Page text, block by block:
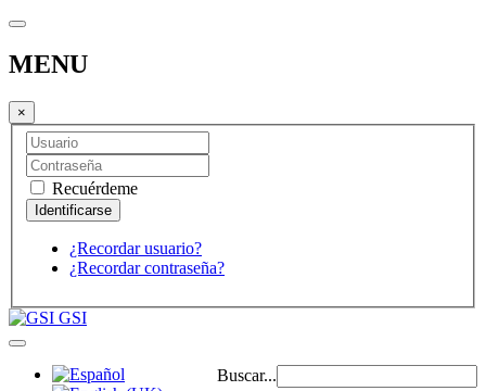
MENU
×
Recuérdeme
¿Recordar usuario?
¿Recordar contraseña?
GSI
Buscar...